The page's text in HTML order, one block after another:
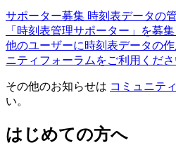
サポーター募集 時刻表データの
「時刻表管理サポーター」を募集
他のユーザーに時刻表データの
ニティフォーラムをご利用くださ
その他のお知らせは コミュニテ
い。
はじめての方へ